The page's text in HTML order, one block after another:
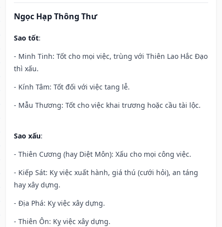
Ngọc Hạp Thông Thư
Sao tốt:
- Minh Tinh: Tốt cho mọi việc, trùng với Thiên Lao Hắc Đạo
thì xấu.
- Kính Tâm: Tốt đối với việc tang lễ.
- Mẫu Thương: Tốt cho việc khai trương hoặc cầu tài lộc.
Sao xấu:
- Thiên Cương (hay Diệt Môn): Xấu cho mọi công việc.
- Kiếp Sát: Kỵ việc xuất hành, giá thú (cưới hỏi), an táng
hay xây dựng.
- Địa Phá: Kỵ việc xây dựng.
- Thiên Ôn: Kỵ việc xây dựng.